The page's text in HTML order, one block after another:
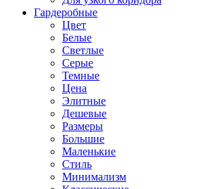
Гардеробные
Цвет
Белые
Светлые
Серые
Темные
Цена
Элитные
Дешевые
Размеры
Большие
Маленькие
Стиль
Минимализм